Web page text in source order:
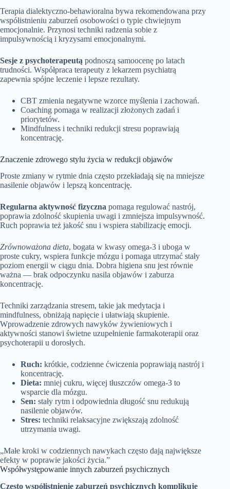
Terapia dialektyczno‑behawioralna bywa rekomendowana przy
współistnieniu zaburzeń osobowości o typie chwiejnym
emocjonalnie. Przynosi techniki radzenia sobie z
impulsywnością i kryzysami emocjonalnymi.
Sesje z psychoterapeutą podnoszą samoocenę po latach
trudności. Współpraca terapeuty z lekarzem psychiatrą
zapewnia spójne leczenie i lepsze rezultaty.
CBT zmienia negatywne wzorce myślenia i zachowań.
Coaching pomaga w realizacji złożonych zadań i
priorytetów.
Mindfulness i techniki redukcji stresu poprawiają
koncentrację.
Znaczenie zdrowego stylu życia w redukcji objawów
Proste zmiany w rytmie dnia często przekładają się na mniejsze
nasilenie objawów i lepszą koncentrację.
Regularna aktywność fizyczna pomaga regulować nastrój,
poprawia zdolność skupienia uwagi i zmniejsza impulsywność.
Ruch poprawia też jakość snu i wspiera stabilizację emocji.
Zrównoważona dieta, bogata w kwasy omega‑3 i uboga w
proste cukry, wspiera funkcje mózgu i pomaga utrzymać stały
poziom energii w ciągu dnia. Dobra higiena snu jest równie
ważna — brak odpoczynku nasila objawów i zaburza
koncentrację.
Techniki zarządzania stresem, takie jak medytacja i
mindfulness, obniżają napięcie i ułatwiają skupienie.
Wprowadzenie zdrowych nawyków żywieniowych i
aktywności stanowi świetne uzupełnienie farmakoterapii oraz
psychoterapii u dorosłych.
Ruch: krótkie, codzienne ćwiczenia poprawiają nastrój i
koncentrację.
Dieta: mniej cukru, więcej tłuszczów omega‑3 to
wsparcie dla mózgu.
Sen: stały rytm i odpowiednia długość snu redukują
nasilenie objawów.
Stres: techniki relaksacyjne zwiększają zdolność
utrzymania uwagi.
„Małe kroki w codziennych nawykach często dają największe
efekty w poprawie jakości życia.”
Współwystępowanie innych zaburzeń psychicznych
Często współistnienie zaburzeń psychicznych komplikuje